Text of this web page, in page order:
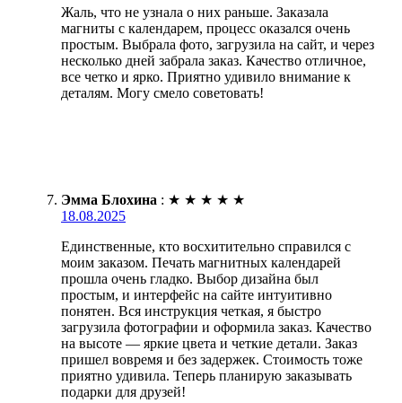
Жаль, что не узнала о них раньше. Заказала
магниты с календарем, процесс оказался очень
простым. Выбрала фото, загрузила на сайт, и через
несколько дней забрала заказ. Качество отличное,
все четко и ярко. Приятно удивило внимание к
деталям. Могу смело советовать!
Эмма Блохина : ★ ★ ★ ★ ★
18.08.2025
Единственные, кто восхитительно справился с
моим заказом. Печать магнитных календарей
прошла очень гладко. Выбор дизайна был
простым, и интерфейс на сайте интуитивно
понятен. Вся инструкция четкая, я быстро
загрузила фотографии и оформила заказ. Качество
на высоте — яркие цвета и четкие детали. Заказ
пришел вовремя и без задержек. Стоимость тоже
приятно удивила. Теперь планирую заказывать
подарки для друзей!